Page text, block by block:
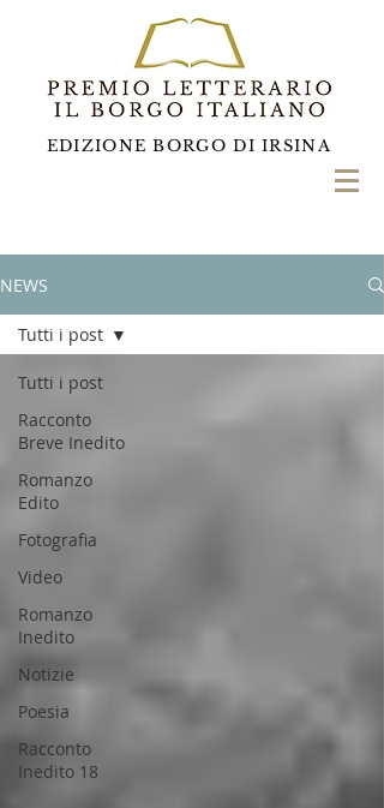
EDIZIONE BORGO DI IRSINA
NEWS
Tutti i post
Racconto
Breve Inedito
Romanzo
Edito
Fotografia
Video
Romanzo
Inedito
Notizie
Poesia
Racconto
Inedito 18
Tutti i post